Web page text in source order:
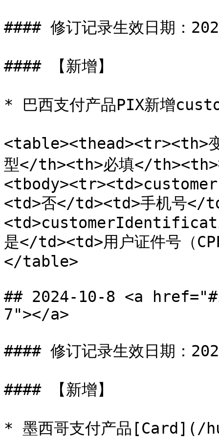
#### 修订记录生效日期：
#### 【新增】
* 巴西支付产品PIX新增
<table><thead><tr><th>
型</th><th>必填</
<td>否</td><td>手机号
是</td><td>用户证件号（
</table>
## 2024-10-8 <a
7"></a>
#### 修订记录生效日期：
#### 【新增】
* 墨西哥支付产品